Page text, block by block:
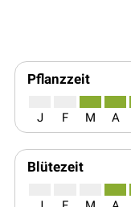
Pflanzzeit
J F M A
Blütezeit